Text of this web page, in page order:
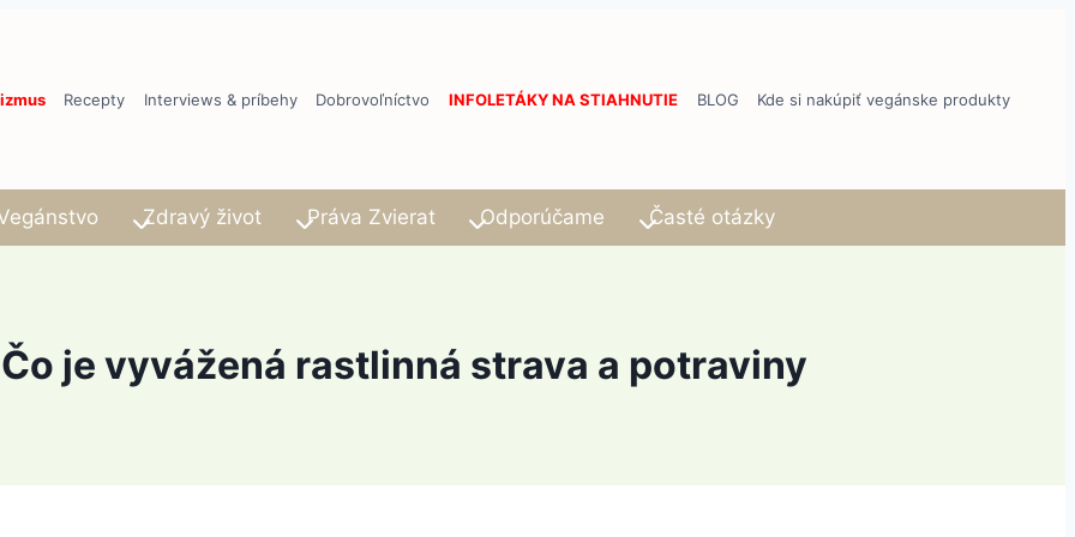
Recepty Interviews & príbehy Dobrovoľníctvo INFOLETÁKY NA STIAHNUTIE BLOG Kde si nakúpiť vegánske produkty
Zdravý život Práva Zvierat Odporúčame Časté otázky
je vyvážená rastlinná strava a potraviny